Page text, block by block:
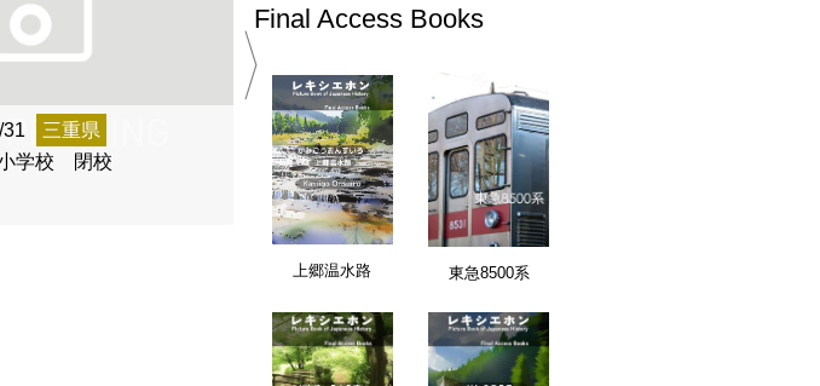
東京都
愛知県
三重県
学校 閉校
最終日: 2026/03/31
三重県
松坂市立漕代小学校 閉校
文化・教育施設
Final Access Books
上郷温水路 東急8500系